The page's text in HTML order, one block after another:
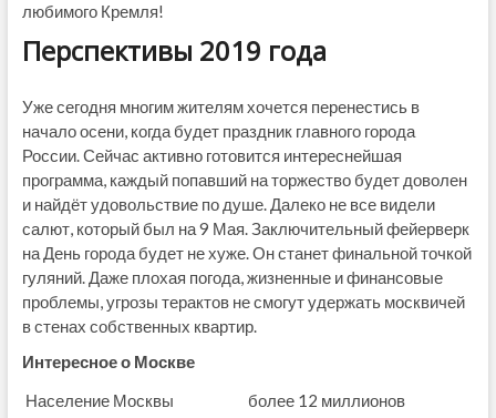
любимого Кремля!
Перспективы 2019 года
Уже сегодня многим жителям хочется перенестись в
начало осени, когда будет праздник главного города
России. Сейчас активно готовится интереснейшая
программа, каждый попавший на торжество будет доволен
и найдёт удовольствие по душе. Далеко не все видели
салют, который был на 9 Мая. Заключительный фейерверк
на День города будет не хуже. Он станет финальной точкой
гуляний. Даже плохая погода, жизненные и финансовые
проблемы, угрозы терактов не смогут удержать москвичей
в стенах собственных квартир.
Интересное о Москве
Население Москвы
более 12 миллионов